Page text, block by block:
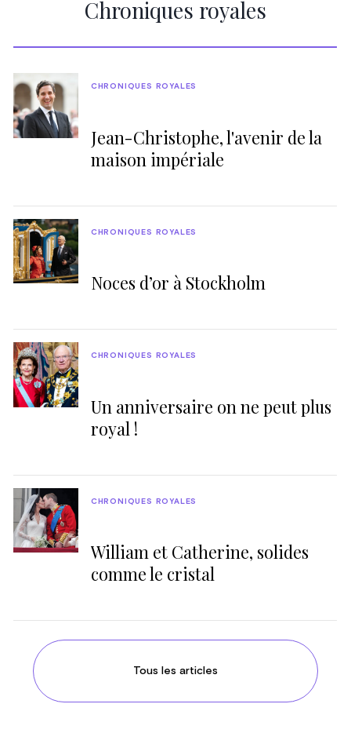
Chroniques royales
Jean-Christophe, l'avenir de la
maison impériale
CHRONIQUES ROYALES
Noces d’or à Stockholm
CHRONIQUES ROYALES
Un anniversaire on ne peut plus
royal !
CHRONIQUES ROYALES
William et Catherine, solides
comme le cristal
CHRONIQUES ROYALES
Tous les articles